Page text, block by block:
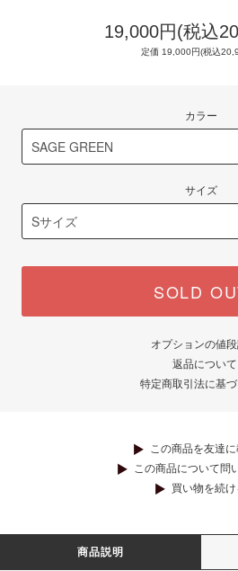
19,000円(税込
定価 19,000円(税込
カラー
サイズ
SOLD
オプションの値
返品について
特定商取引法に基
この商品を友達
この商品について問
買い物を続け
商品説明